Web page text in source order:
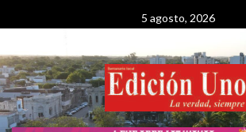
al
5 agosto, 2026